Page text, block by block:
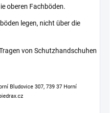
oberen Fachböden.
legen, nicht über die
von Schutzhandschuhen
Bludovice 307, 739 37 Horní